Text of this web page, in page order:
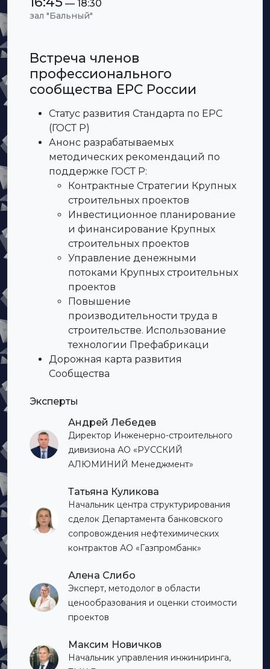
— 18:30
зал "Бальный"
Встреча членов
профессионального
сообщества EPC России
Статус развития Стандарта по ЕРС
(ГОСТ Р)
Анонс разрабатываемых
методических рекомендаций по
поддержке ГОСТ Р:
Контрактные Стратегии Крупных
строительных проектов
Инвестиционное планирование
и финансирование Крупных
строительных проектов
Управление денежными
потоками Крупных строительных
проектов
Повышение
производительности труда в
строительстве. Использование
технологии Префабрикаци
Дорожная карта развития
Сообщества
Эксперты
Андрей Лебедев
Директор Инженерно-строительного
дивизиона АО «РУССКИЙ
АЛЮМИНИЙ Менеджмент»
Татьяна Куликова
Начальник центра структурирования
сделок Департамента банковского
сопровождения нефтехимических
контрактов АО «Газпромбанк»
Алена Слибо
Эксперт, методолог в области
ценообразования и оценки стоимости
проектов
Максим Новичков
Начальник управления инжиниринга,